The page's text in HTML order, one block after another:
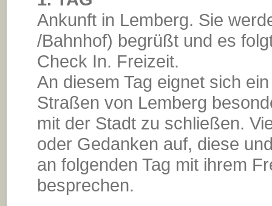
Ankunft in Lemberg. Sie
/Bahnhof) begrüßt und es
Check In. Freizeit.
An diesem Tag eignet sich
Straßen von Lemberg
mit der Stadt zu schließen.
oder Gedanken auf, diese
an folgenden Tag mit ihrem
besprechen.